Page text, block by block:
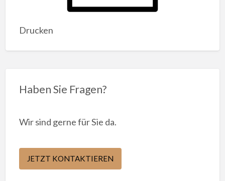
Drucken
Haben Sie Fragen?
Wir sind gerne für Sie da.
JETZT KONTAKTIEREN